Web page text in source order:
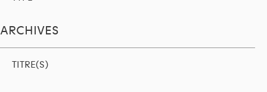
ARCHIVES
TITRE(S)